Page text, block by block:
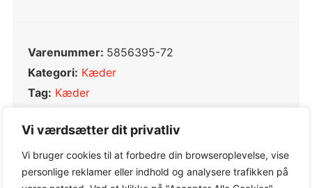
Vi værdsætter dit privatliv
Vi bruger cookies til at forbedre din browseroplevelse, vise
personlige reklamer eller indhold og analysere trafikken på
Varenummer: 5856395-72
Kategori: Kæder
Tag: Kæder